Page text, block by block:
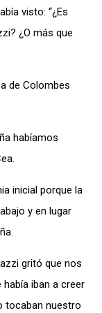
visto: “¿Es
¿O más que
de Colombes
habíamos
inicial porque la
y en lugar
gritó que nos
iban a creer
tocaban nuestro